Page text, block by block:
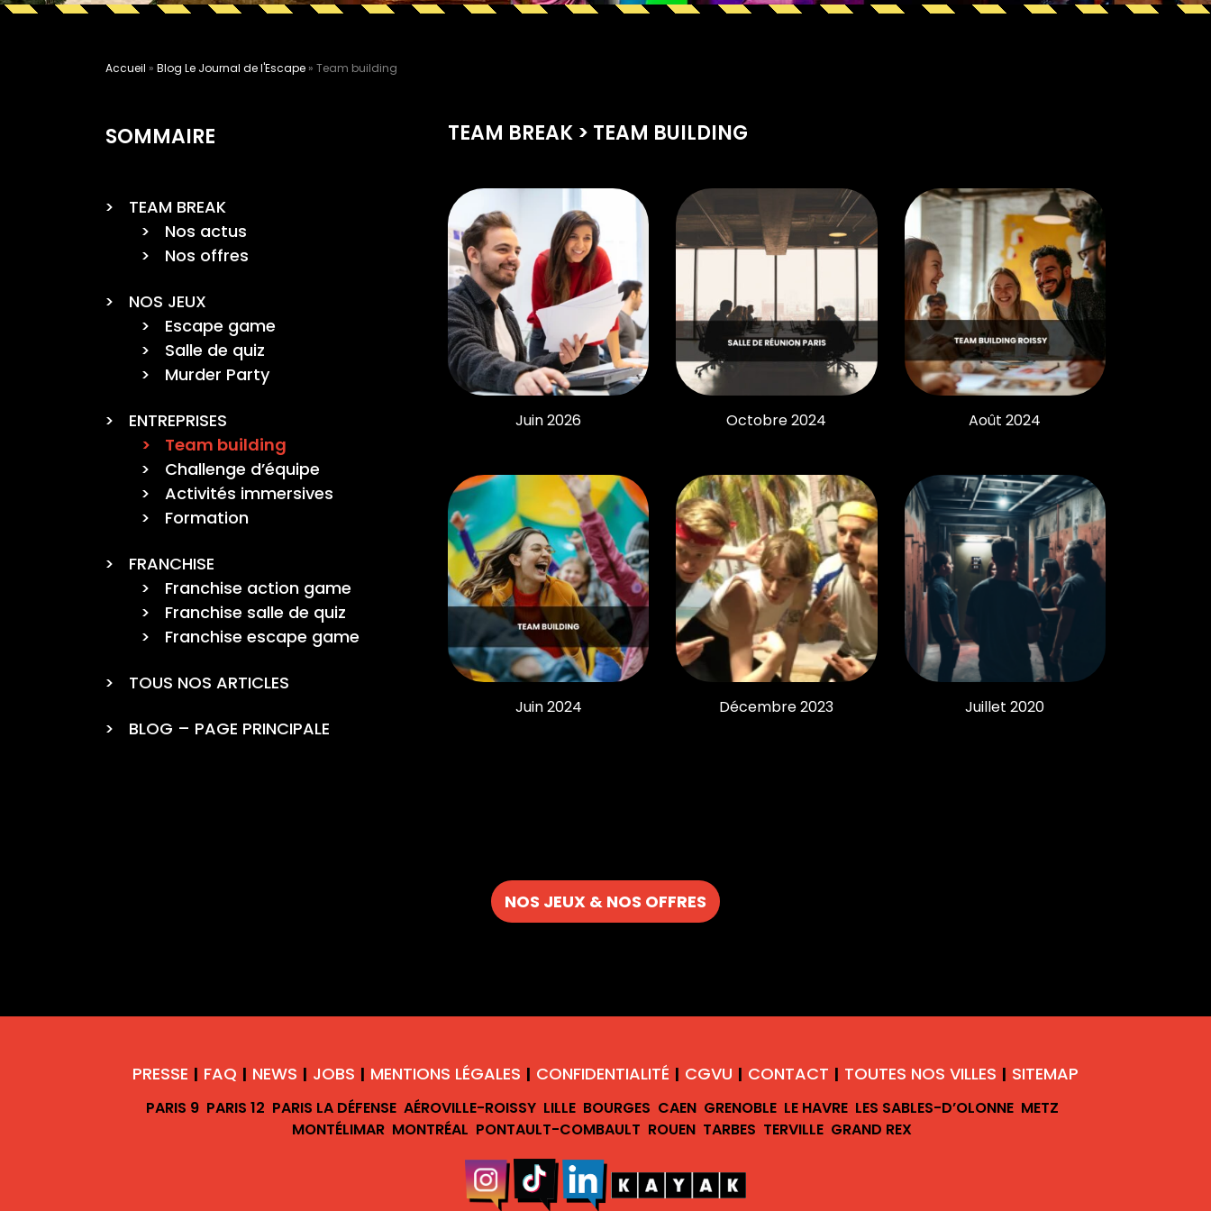
Accueil » Blog Le Journal de l'Escape » Team building
SOMMAIRE
TEAM BREAK
Nos actus
Nos offres
NOS JEUX
Escape game
Salle de quiz
Murder Party
ENTREPRISES
Team building
Challenge d’équipe
Activités immersives
Formation
FRANCHISE
Franchise action game
Franchise salle de quiz
Franchise escape game
TOUS NOS ARTICLES
BLOG – PAGE PRINCIPALE
TEAM BREAK > TEAM BUILDING
Juin 2026 Octobre 2024 Août 2024
Juin 2024 Décembre 2023 Juillet 2020
NOS JEUX & NOS OFFRES
PRESSE | FAQ | NEWS | JOBS | MENTIONS LÉGALES | CONFIDENTIALITÉ | CGVU | CONTACT | TOUTES NOS VILLES | SITEMAP
PARIS 9 PARIS 12 PARIS LA DÉFENSE AÉROVILLE-ROISSY LILLE BOURGES CAEN GRENOBLE LE HAVRE LES SABLES-D’OLONNE METZ
MONTÉLIMAR MONTRÉAL PONTAULT-COMBAULT ROUEN TARBES TERVILLE GRAND REX